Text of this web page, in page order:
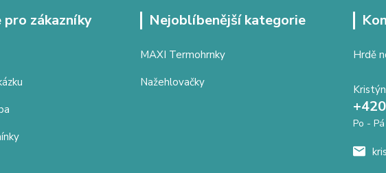
pro zákazníky Nejoblíbenější kategorie
MAXI Termohrnky
Nažehlovačky
Hrdě
Po -